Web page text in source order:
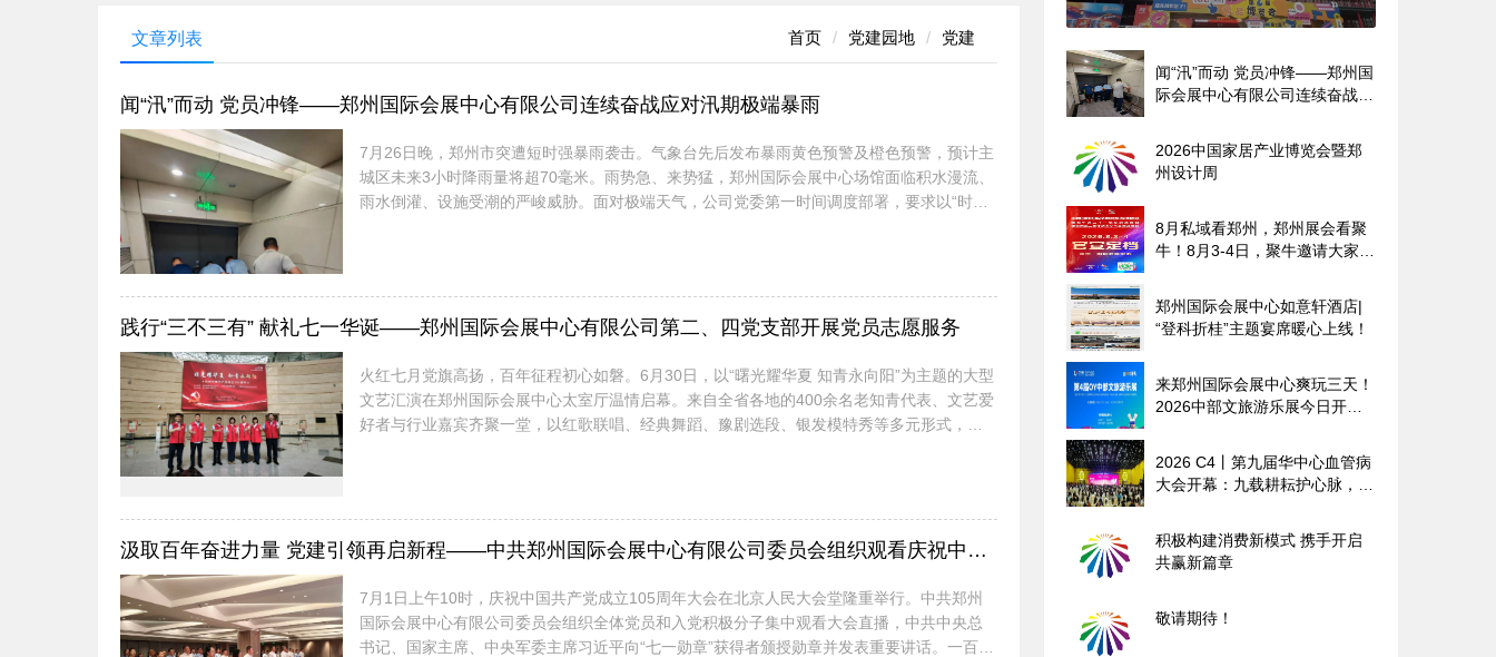
首页 党建园地 党建
文章列表
闻“汛”而动 党员冲锋——郑州国际会展中心有限公司连续奋战应对汛期极端暴雨
7月26日晚，郑州市突遭短时强暴雨袭击。气象台先后发布暴雨黄色预警及橙色预警，预计主
城区未来3小时降雨量将超70毫米。雨势急、来势猛，郑州国际会展中心场馆面临积水漫流、
雨水倒灌、设施受潮的严峻威胁。面对极端天气，公司党委第一时间调度部署，要求以“时时
践行“三不三有” 献礼七一华诞——郑州国际会展中心有限公司第二、四党支部开展党员志愿服务
火红七月党旗高扬，百年征程初心如磐。6月30日，以“曙光耀华夏 知青永向阳”为主题的大型
文艺汇演在郑州国际会展中心太室厅温情启幕。来自全省各地的400余名老知青代表、文艺爱
好者与行业嘉宾齐聚一堂，以红歌联唱、经典舞蹈、豫剧选段、银发模特秀等多元形式，为
汲取百年奋进力量 党建引领再启新程——中共郑州国际会展中心有限公司委员会组织观看庆祝中国共产党成立105周年大会直播
7月1日上午10时，庆祝中国共产党成立105周年大会在北京人民大会堂隆重举行。中共郑州
国际会展中心有限公司委员会组织全体党员和入党积极分子集中观看大会直播，中共中央总
书记、国家主席、中央军委主席习近平向“七一勋章”获得者颁授勋章并发表重要讲话。一百零
闻“汛”而动 党员冲锋——郑州国
际会展中心有限公司连续奋战应
2026中国家居产业博览会暨郑
州设计周
8月私域看郑州，郑州展会看聚
牛！8月3-4日，聚牛邀请大家共
郑州国际会展中心如意轩酒店|
“登科折桂”主题宴席暖心上线！
来郑州国际会展中心爽玩三天！
2026中部文旅游乐展今日开
2026 C4丨第九届华中心血管病
大会开幕：九载耕耘护心脉，融
积极构建消费新模式 携手开启
共赢新篇章
敬请期待！